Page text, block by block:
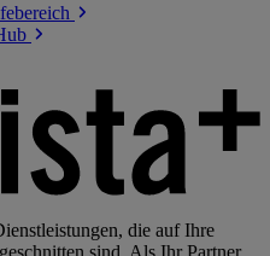
die auf Ihre
sind. Als Ihr Partner